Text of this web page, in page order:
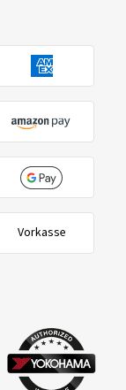
Vorkasse